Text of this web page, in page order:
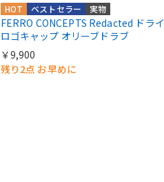
実物
ベストセラー
HOT
FERRO CONCEPTS Redacted ドライ
ロゴキャップ オリーブドラブ
￥9,900
残り2点 お早めに